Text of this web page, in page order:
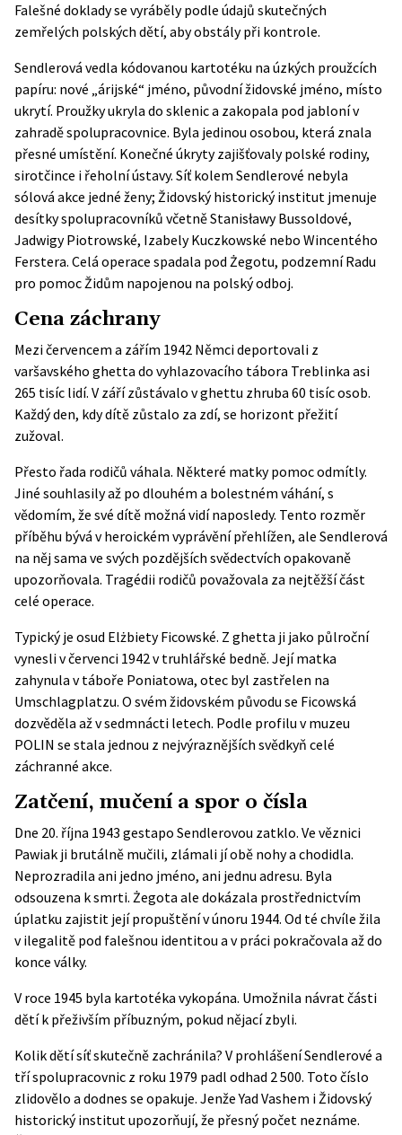
Falešné doklady se vyráběly podle údajů skutečných
zemřelých polských dětí, aby obstály při kontrole.
Sendlerová vedla kódovanou kartotéku na úzkých proužcích
papíru: nové „árijské“ jméno, původní židovské jméno, místo
ukrytí. Proužky ukryla do sklenic a zakopala pod jabloní v
zahradě spolupracovnice. Byla jedinou osobou, která znala
přesné umístění. Konečné úkryty zajišťovaly polské rodiny,
sirotčince i řeholní ústavy. Síť kolem Sendlerové nebyla
sólová akce jedné ženy; Židovský historický institut jmenuje
desítky spolupracovníků včetně Stanisławy Bussoldové,
Jadwigy Piotrowské, Izabely Kuczkowské nebo Wincentého
Ferstera. Celá operace spadala pod Żegotu, podzemní Radu
pro pomoc Židům napojenou na polský odboj.
Cena záchrany
Mezi červencem a zářím 1942 Němci deportovali z
varšavského ghetta do vyhlazovacího tábora Treblinka asi
265 tisíc lidí. V září zůstávalo v ghettu zhruba 60 tisíc osob.
Každý den, kdy dítě zůstalo za zdí, se horizont přežití
zužoval.
Přesto řada rodičů váhala. Některé matky pomoc odmítly.
Jiné souhlasily až po dlouhém a bolestném váhání, s
vědomím, že své dítě možná vidí naposledy. Tento rozměr
příběhu bývá v heroickém vyprávění přehlížen, ale Sendlerová
na něj sama ve svých pozdějších svědectvích opakovaně
upozorňovala. Tragédii rodičů považovala za nejtěžší část
celé operace.
Typický je osud Elżbiety Ficowské. Z ghetta ji jako půlroční
vynesli v červenci 1942 v truhlářské bedně. Její matka
zahynula v táboře Poniatowa, otec byl zastřelen na
Umschlagplatzu. O svém židovském původu se Ficowská
dozvěděla až v sedmnácti letech. Podle profilu vmuzeu
POLIN se stala jednou z nejvýraznějších svědkyň celé
záchranné akce.
Zatčení, mučení a spor o čísla
Dne 20. října 1943 gestapo Sendlerovou zatklo. Ve věznici
Pawiak ji brutálně mučili, zlámali jí obě nohy a chodidla.
Neprozradila ani jedno jméno, ani jednu adresu. Byla
odsouzena k smrti. Żegota ale dokázala prostřednictvím
úplatku zajistit její propuštění v únoru 1944. Od té chvíle žila
v ilegalitě pod falešnou identitou a v práci pokračovala až do
konce války.
V roce 1945 byla kartotéka vykopána. Umožnila návrat části
dětí k přeživším příbuzným, pokud nějací zbyli.
Kolik dětí síť skutečně zachránila? V prohlášení Sendlerové a
tří spolupracovnic z roku 1979 padl odhad 2 500. Toto číslo
zlidovělo a dodnes se opakuje. JenžeYad Vashem i Židovský
historický institut upozorňují, že přesný počet neznáme.